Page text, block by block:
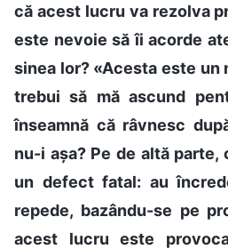
că acest lucru va rezolva
este nevoie să îi acorde
sinea lor? «Acesta este un
trebui să mă ascund
înseamnă că râvnesc
nu-i așa? Pe de altă
un defect fatal: au
repede, bazându-se pe
acest lucru este